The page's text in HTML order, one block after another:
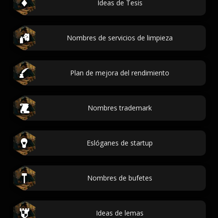
Ideas de Tesis
Nombres de servicios de limpieza
Plan de mejora del rendimiento
Nombres trademark
Eslóganes de startup
Nombres de bufetes
Ideas de lemas